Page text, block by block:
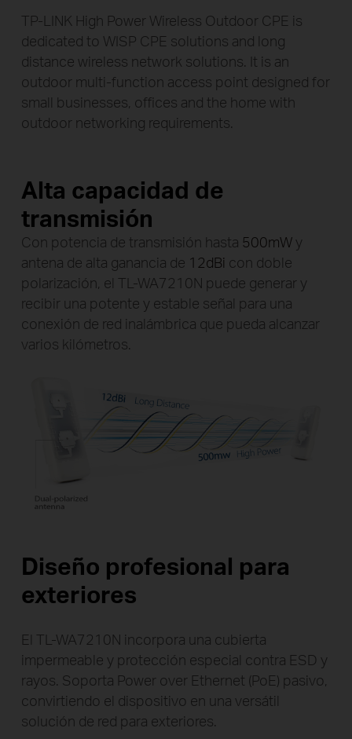
Alta capacidad de
transmisión
Con potencia de transmisión hasta 500mW y
antena de alta ganancia de 12dBi con doble
polarización, el TL-WA7210N puede generar y
recibir una potente y estable señal para una
conexión de red inalámbrica que pueda alcanzar
varios kilómetros.
Diseño profesional para
exteriores
El TL-WA7210N incorpora una cubierta
impermeable y protección especial contra ESD y
rayos. Soporta Power over Ethernet (PoE) pasivo,
convirtiendo el dispositivo en una versátil
solución de red para exteriores.